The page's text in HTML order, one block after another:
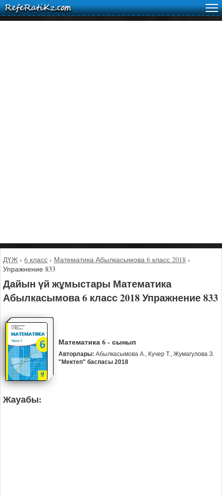
ДҮЖ › 6 класс › Математика Абылкасымова 6 класс 2018 ›
Упражнение 833
Дайын үй жұмыстары Математика
Абылкасымова 6 класс 2018 Упражнение 833
Математика 6 - сынып
Авторлары: Абылкасымова А., Кучер Т., Жумагулова З.
"Мектеп" баспасы 2018
Жауабы: